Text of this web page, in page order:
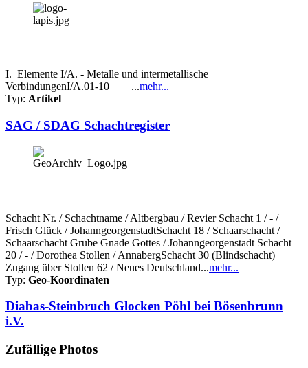
I. Elemente I/A. - Metalle und intermetallische
VerbindungenI/A.01-10 ...mehr...
Typ: Artikel
SAG / SDAG Schachtregister
Schacht Nr. / Schachtname / Altbergbau / Revier Schacht 1 / - /
Frisch Glück / JohanngeorgenstadtSchacht 18 / Schaarschacht /
Schaarschacht Grube Gnade Gottes / Johanngeorgenstadt Schacht
20 / - / Dorothea Stollen / AnnabergSchacht 30 (Blindschacht)
Zugang über Stollen 62 / Neues Deutschland...mehr...
Typ: Geo-Koordinaten
Diabas-Steinbruch Glocken Pöhl bei Bösenbrunn
i.V.
Zufällige Photos